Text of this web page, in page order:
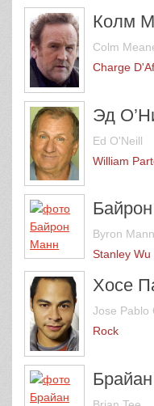
Колм
Colm
Charge
Эд
Ed O'Neill
William
Byron Mann
Stanley Wu
Хосе
Jose Pablo
Rock